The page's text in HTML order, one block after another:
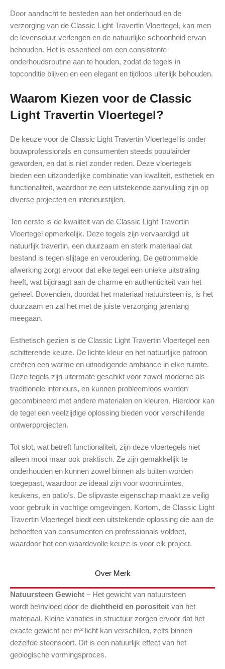
Over Merk
Door aandacht te besteden aan het onderhoud en de
verzorging van de Classic Light Travertin Vloertegel, kan men
de levensduur verlengen en de natuurlijke schoonheid ervan
behouden. Het is essentieel om een consistente
onderhoudsroutine aan te houden, zodat de tegels in
topconditie blijven en een elegant en tijdloos uiterlijk behouden.
Waarom Kiezen voor de Classic
Light Travertin Vloertegel?
De keuze voor de Classic Light Travertin Vloertegel is onder
bouwprofessionals en consumenten steeds populairder
geworden, en dat is niet zonder reden. Deze vloertegels
bieden een uitzonderlijke combinatie van kwaliteit, esthetiek en
functionaliteit, waardoor ze een uitstekende aanvulling zijn op
diverse projecten en interieurstijlen.
Ten eerste is de kwaliteit van de Classic Light Travertin
Vloertegel opmerkelijk. Deze tegels zijn vervaardigd uit
natuurlijk travertin, een duurzaam en sterk materiaal dat
bestand is tegen slijtage en veroudering. De getrommelde
afwerking zorgt ervoor dat elke tegel een unieke uitstraling
heeft, wat bijdraagt aan de charme en authenticiteit van het
geheel. Bovendien, doordat het materiaal natuursteen is, is het
duurzaam en zal het met de juiste verzorging jarenlang
meegaan.
Esthetisch gezien is de Classic Light Travertin Vloertegel een
schitterende keuze. De lichte kleur en het natuurlijke patroon
creëren een warme en uitnodigende ambiance in elke ruimte.
Deze tegels zijn uitermate geschikt voor zowel moderne als
traditionele interieurs, en kunnen probleemloos worden
gecombineerd met andere materialen en kleuren. Hierdoor kan
de tegel een veelzijdige oplossing bieden voor verschillende
ontwerpprojecten.
Tot slot, wat betreft functionaliteit, zijn deze vloertegels niet
alleen mooi maar ook praktisch. Ze zijn gemakkelijk te
onderhouden en kunnen zowel binnen als buiten worden
toegepast, waardoor ze ideaal zijn voor woonruimtes,
keukens, en patio’s. De slipvaste eigenschap maakt ze veilig
voor gebruik in vochtige omgevingen. Kortom, de Classic Light
Travertin Vloertegel biedt een uitstekende oplossing die aan de
behoeften van consumenten en professionals voldoet,
waardoor het een waardevolle keuze is voor elk project.
Natuursteen Gewicht – Het gewicht van natuursteen
wordt beïnvloed door de dichtheid en porositeit van het
materiaal. Kleine variaties in structuur zorgen ervoor dat het
exacte gewicht per m² licht kan verschillen, zelfs binnen
dezelfde steensoort. Dit is een natuurlijk effect van het
geologische vormingsproces.